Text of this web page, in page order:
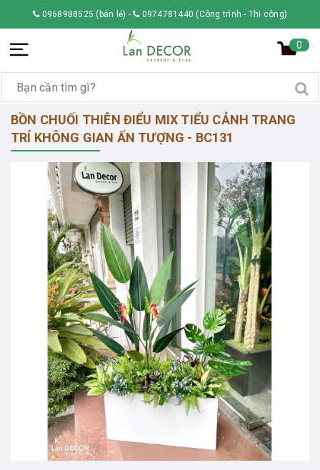
0968988525 (bán lẻ) - 0974781440 (Công trình - Thi công)
0
BỒN CHUỐI THIÊN ĐIỂU MIX TIỂU CẢNH TRANG
TRÍ KHÔNG GIAN ẤN TƯỢNG - BC131